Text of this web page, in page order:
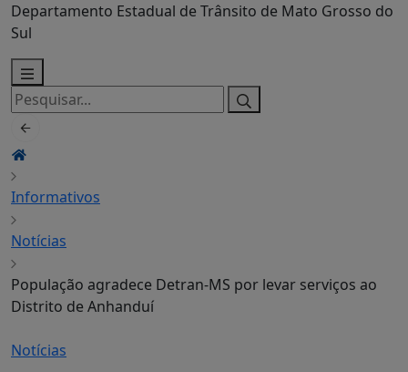
Departamento Estadual de Trânsito de Mato Grosso do
Sul
Pesquisar
por:
Informativos
Notícias
População agradece Detran-MS por levar serviços ao
Distrito de Anhanduí
Notícias